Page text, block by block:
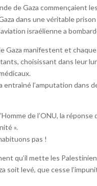
de Gaza commençaient
dans une véritable
israélienne a
Gaza manifestent et
choisissant dans leur
entraîné l’amputation dans
de l’ONU, la
».
pas !
qu’il mette les
soit levé, que cesse